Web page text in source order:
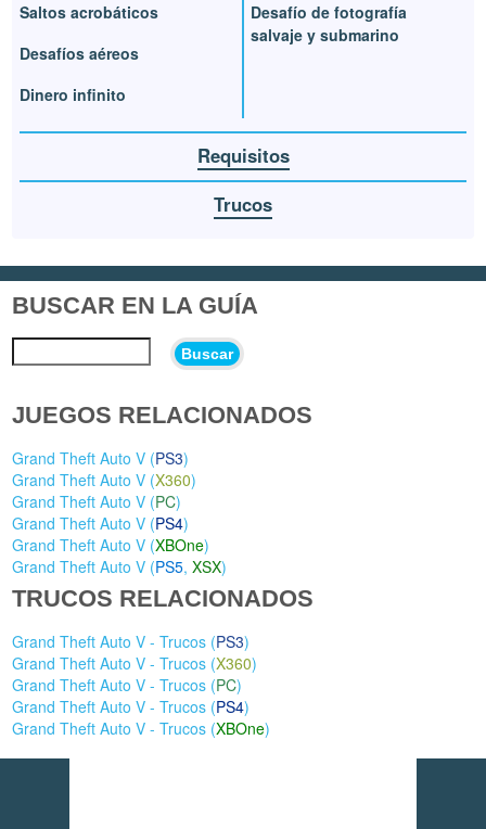
Saltos acrobáticos
Desafíos aéreos
Dinero infinito
Desafío de fotografía
salvaje y submarino
Requisitos
Trucos
BUSCAR EN LA GUÍA
Buscar
JUEGOS RELACIONADOS
Grand Theft Auto V (PS3)
Grand Theft Auto V (X360)
Grand Theft Auto V (PC)
Grand Theft Auto V (PS4)
Grand Theft Auto V (XBOne)
Grand Theft Auto V (PS5,XSX)
TRUCOS RELACIONADOS
Grand Theft Auto V - Trucos (PS3)
Grand Theft Auto V - Trucos (X360)
Grand Theft Auto V - Trucos (PC)
Grand Theft Auto V - Trucos (PS4)
Grand Theft Auto V - Trucos (XBOne)